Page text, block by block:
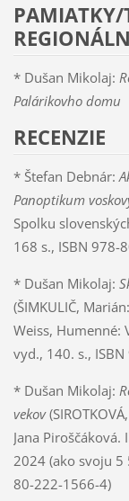
* Dušan Mikolaj:
Palárikovho domu
RECENZIE
* Štefan Debnár:
Panoptikum
Spolku
168 s., ISBN 978-
* Dušan Mikolaj:
(ŠIMKULIČ, Marián:
Weiss, Humenné:
vyd., 140. s.,
* Dušan Mikolaj:
vekov
Jana
2024 (ako svoju 5
80-222-1566-4)